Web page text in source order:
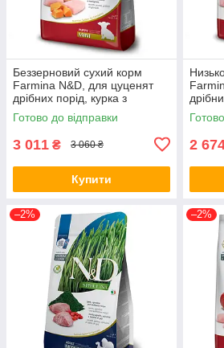
Беззерновий сухий корм
Farmina N&D, для цуценят
дрібних порід, курка з
гарбузом і гранатом, 7 кг (*)
Готово до відправки
3 011 ₴ 3 060 ₴
Купити
2
–2% –2%